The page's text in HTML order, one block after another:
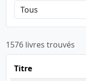
1576 livres trouvés
Titre